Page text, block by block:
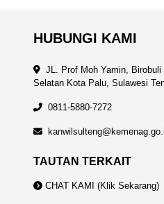
HUBUNGI KAMI
JL. Prof Moh Yamin,
Selatan Kota Palu, Sulawesi
0811-5880-7272
TAUTAN TERKAIT
CHAT KAMI (Klik Sekarang)